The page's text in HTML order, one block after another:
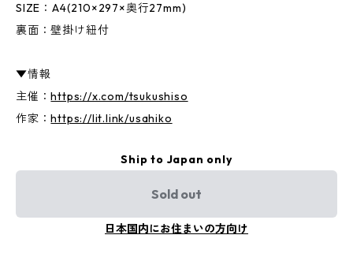
SIZE：A4(210×297×奥行27mm)
裏面：壁掛け紐付
▼情報
主催：https://x.com/tsukushiso
作家：https://lit.link/usahiko
Ship to Japan only
Sold out
日本国内にお住まいの方向け